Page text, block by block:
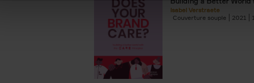
Isabel Verstraete
Couverture souple
2021